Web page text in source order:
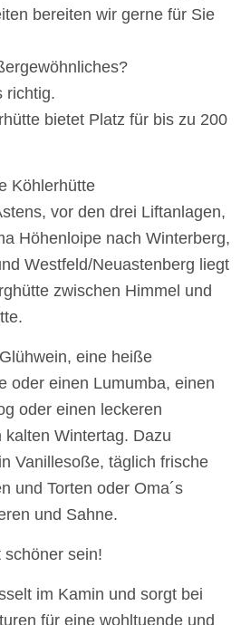
bereiten wir gerne für Sie
richtig.
bietet Platz für bis zu 200
Köhlerhütte
vor den drei Liftanlagen,
Höhenloipe nach Winterberg,
Westfeld/Neuastenberg liegt
zwischen Himmel und
eine heiße
oder einen Lumumba, einen
oder einen leckeren
Wintertag. Dazu
Vanillesoße, täglich frische
und Torten oder Oma´s
und Sahne.
schöner sein!
im Kamin und sorgt bei
für eine wohltuende und